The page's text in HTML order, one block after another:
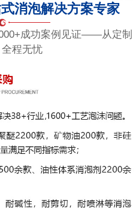
消泡解决方案专家
成功案例见证——从定制
程无忧